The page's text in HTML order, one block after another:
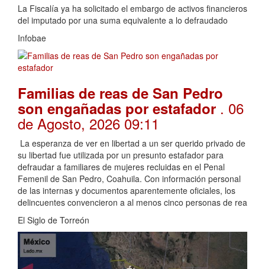
La Fiscalía ya ha solicitado el embargo de activos financieros
del imputado por una suma equivalente a lo defraudado
Infobae
Familias de reas de San Pedro
son engañadas por estafador . 06
de Agosto, 2026 09:11
La esperanza de ver en libertad a un ser querido privado de
su libertad fue utilizada por un presunto estafador para
defraudar a familiares de mujeres recluidas en el Penal
Femenil de San Pedro, Coahuila. Con información personal
de las internas y documentos aparentemente oficiales, los
delincuentes convencieron a al menos cinco personas de rea
El Siglo de Torreón